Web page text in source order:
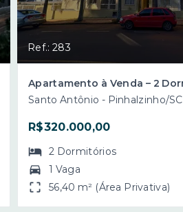
Ref.: 283
Santo Antônio - Pinhalzinho/SC
R$320.000,00
2 Dormitórios
1 Vaga
56,40 m² (Área Privativa)